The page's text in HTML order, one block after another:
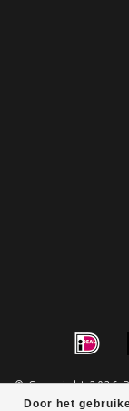
Door het
© Copyright 2026